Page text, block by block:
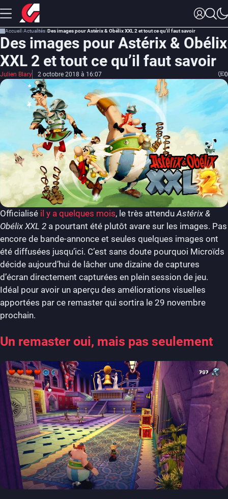
Accueil Actualités Des images pour Astérix & Obélix XXL 2 et tout ce qu’il faut savoir
Des images pour Astérix & Obélix
XXL 2 et tout ce qu’il faut savoir
Julien Blary 2 octobre 2018 à 16:07 0
Officialisé il y a quelques mois, le très attendu Astérix &
Obélix XXL 2 a pourtant été plutôt avare sur les images. Pas
encore de bande-annonce et seules quelques images ont
été diffusées jusqu’ici. C’est sans doute pourquoi Microïds
décide aujourd’hui de lâcher une dizaine de captures
d’écran directement capturées en plein session de jeu.
Idéal pour avoir un aperçu des améliorations visuelles
apportées par ce remaster qui sortira le 29 novembre
prochain.
Un remaster oui, mais pas seulement